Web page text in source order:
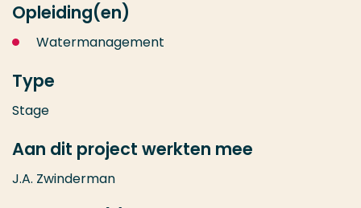
Opleiding(en)
Watermanagement
Type
Stage
Aan dit project werkten mee
J.A. Zwinderman